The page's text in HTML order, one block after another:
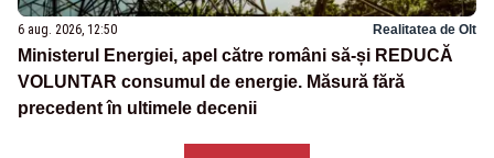
6 aug. 2026, 12:50 Realitatea de Olt
Ministerul Energiei, apel către români să-și REDUCĂ
VOLUNTAR consumul de energie. Măsură fără
precedent în ultimele decenii